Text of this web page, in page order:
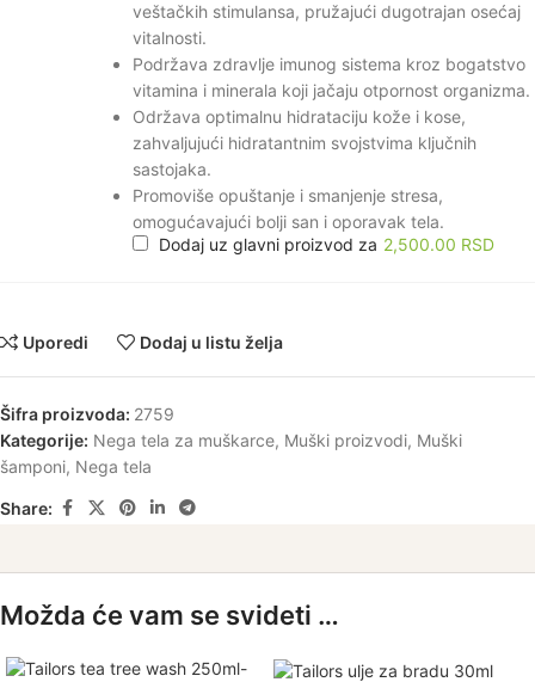
veštačkih stimulansa, pružajući dugotrajan osećaj
vitalnosti.
Podržava zdravlje imunog sistema kroz bogatstvo
vitamina i minerala koji jačaju otpornost organizma.
Održava optimalnu hidrataciju kože i kose,
zahvaljujući hidratantnim svojstvima ključnih
sastojaka.
Promoviše opuštanje i smanjenje stresa,
omogućavajući bolji san i oporavak tela.
Dodaj uz glavni proizvod za 2,500.00 RSD
Uporedi Dodaj u listu želja
Šifra proizvoda: 2759
Kategorije: Nega tela za muškarce, Muški proizvodi, Muški
šamponi, Nega tela
Share:
Možda će vam se svideti …